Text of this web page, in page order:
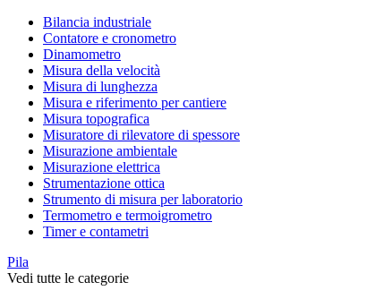
Bilancia industriale
Contatore e cronometro
Dinamometro
Misura della velocità
Misura di lunghezza
Misura e riferimento per cantiere
Misura topografica
Misuratore di rilevatore di spessore
Misurazione ambientale
Misurazione elettrica
Strumentazione ottica
Strumento di misura per laboratorio
Termometro e termoigrometro
Timer e contametri
Pila
Vedi tutte le categorie